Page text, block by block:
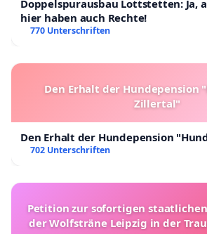
Doppelspurausbau Lottstetten: Ja,
hier haben auch Rechte!
770 Unterschriften
Den Erhalt der Hundepension
Zillertal"
Den Erhalt der Hundepension
702 Unterschriften
Petition zur sofortigen
der Wolfsträne Leipzig in der